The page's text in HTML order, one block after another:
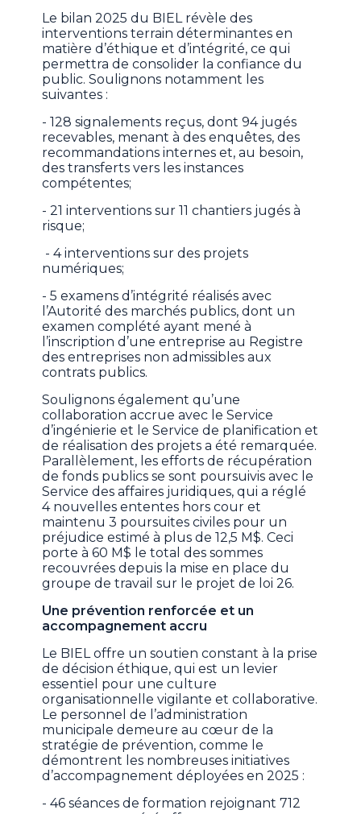
Le bilan 2025 du BIEL révèle des
interventions terrain déterminantes en
matière d’éthique et d’intégrité, ce qui
permettra de consolider la confiance du
public. Soulignons notamment les
suivantes :
- 128 signalements reçus, dont 94 jugés
recevables, menant à des enquêtes, des
recommandations internes et, au besoin,
des transferts vers les instances
compétentes;
- 21 interventions sur 11 chantiers jugés à
risque;
- 4 interventions sur des projets
numériques;
- 5 examens d’intégrité réalisés avec
l’Autorité des marchés publics, dont un
examen complété ayant mené à
l’inscription d’une entreprise au Registre
des entreprises non admissibles aux
contrats publics.
Soulignons également qu’une
collaboration accrue avec le Service
d’ingénierie et le Service de planification et
de réalisation des projets a été remarquée.
Parallèlement, les efforts de récupération
de fonds publics se sont poursuivis avec le
Service des affaires juridiques, qui a réglé
4 nouvelles ententes hors cour et
maintenu 3 poursuites civiles pour un
préjudice estimé à plus de 12,5 M$. Ceci
porte à 60 M$ le total des sommes
recouvrées depuis la mise en place du
groupe de travail sur le projet de loi 26.
Une prévention renforcée et un
accompagnement accru
Le BIEL offre un soutien constant à la prise
de décision éthique, qui est un levier
essentiel pour une culture
organisationnelle vigilante et collaborative.
Le personnel de l’administration
municipale demeure au cœur de la
stratégie de prévention, comme le
démontrent les nombreuses initiatives
d’accompagnement déployées en 2025 :
- 46 séances de formation rejoignant 712